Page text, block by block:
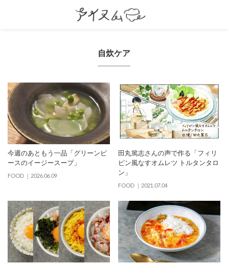
自炊ケア
今週のあともう一品「グリーンピ
ースのイージースープ」
FOOD 2026.06.09
田丸篤志さんの声で作る「フィリ
ピン風なすオムレツ トルタンタロ
ン」
FOOD 2021.07.04